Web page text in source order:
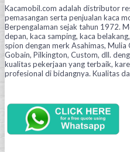
Kacamobil.com adalah distributor
pemasangan serta penjualan kaca
Berpengalaman sejak tahun 1972.
depan, kaca samping, kaca
spion dengan merk Asahimas, Mulia
Gobain, Pilkington, Custom, dll.
kualitas pekerjaan yang terbaik,
profesional di bidangnya. Kualitas